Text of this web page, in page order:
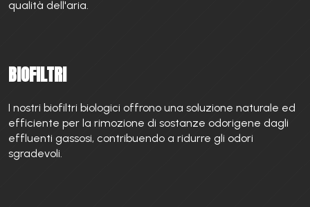
qualità dell'aria.
BIOFILTRI
I nostri biofiltri biologici offrono una soluzione naturale ed
efficiente per la rimozione di sostanze odorigene dagli
effluenti gassosi, contribuendo a ridurre gli odori
sgradevoli.